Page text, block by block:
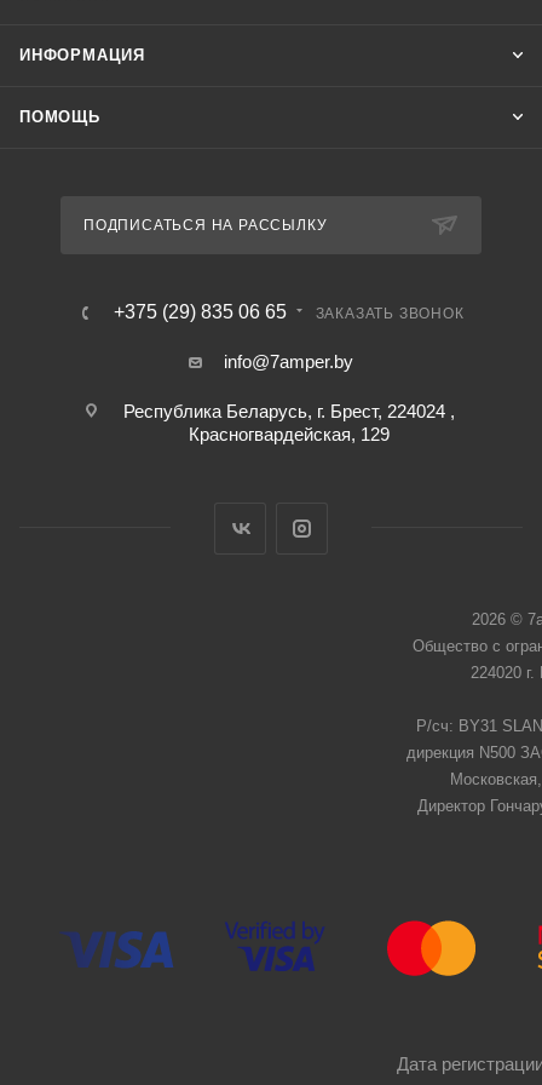
ИНФОРМАЦИЯ
ПОМОЩЬ
ПОДПИСАТЬСЯ НА РАССЫЛКУ
+375 (29) 835 06 65 ЗАКАЗАТЬ ЗВОНОК
info@7amper.by
Республика Беларусь, г. Брест, 224024 ,
Красногвардейская, 129
2026 ©
Общество с
224020
Р/сч: BY31
дирекция N500
Директор
Дата